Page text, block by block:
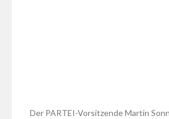
Der PARTEI-Vorsitzende Martin